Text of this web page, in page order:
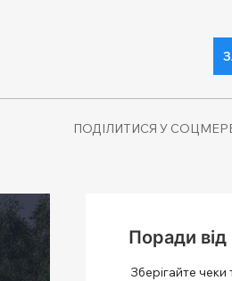
ПОДІЛИТИСЯ У
Поради від
Зберігайте чеки